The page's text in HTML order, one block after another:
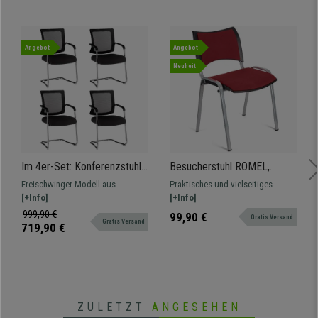
Angebot
Im 4er-Set: Konferenzstuhl
WISTER, Freischwinger,
Metallgestell, Top-Qualität,
Farbe Schwarz
Freischwinger-Modell aus
verchromtem Stahl, mit dicker
Polsterung und atmungsaktivem
Netzbezug.
[+Info]
999,90 €
719,90 € Gratis Versand
Angebot
Neuheit
Besucherstuhl ROMEL,
bequeme Polsterung,
stapelbar, Stoffbezug, graue
Praktisches und vielseitiges
Modell, komfortabel und robust,
in verschiedenen Farben und
Versionen erhältlich.
[+Info]
99,90 € Gratis Versand
ZULETZT ANGESEHEN